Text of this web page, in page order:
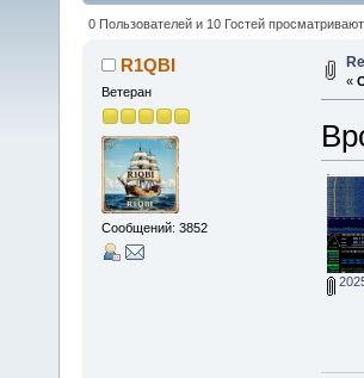
0 Пользователей и 10 Гостей
R1QBI
Ветеран
Сообщений: 3852
«